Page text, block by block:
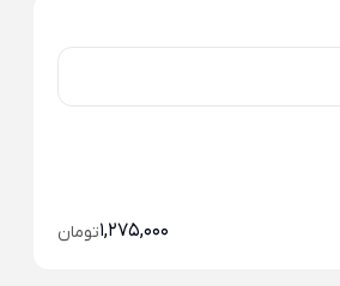
1,275,000تومان